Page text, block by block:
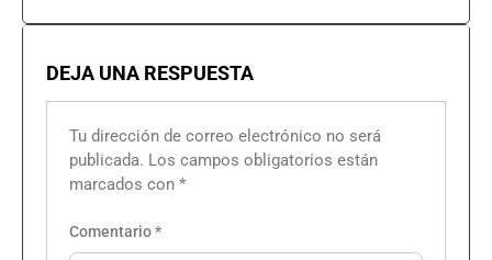
DEJA UNA RESPUESTA
Tu dirección de correo electrónico no será
publicada. Los campos obligatorios están
marcados con *
Comentario*